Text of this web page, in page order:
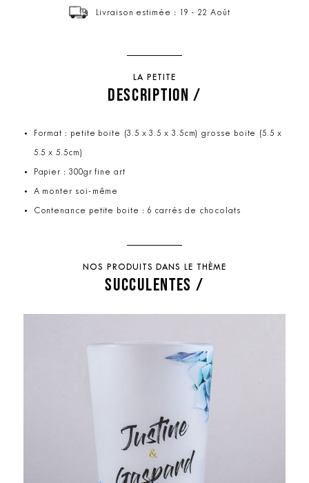
Livraison estimée : 19 - 22 Août
LA PETITE
DESCRIPTION /
Format : petite boite (3.5 x 3.5 x 3.5cm) grosse boite (5.5 x
5.5 x 5.5cm)
Papier : 300gr fine art
A monter soi-même
Contenance petite boite : 6 carrés de chocolats
NOS PRODUITS DANS LE THÈME
SUCCULENTES /